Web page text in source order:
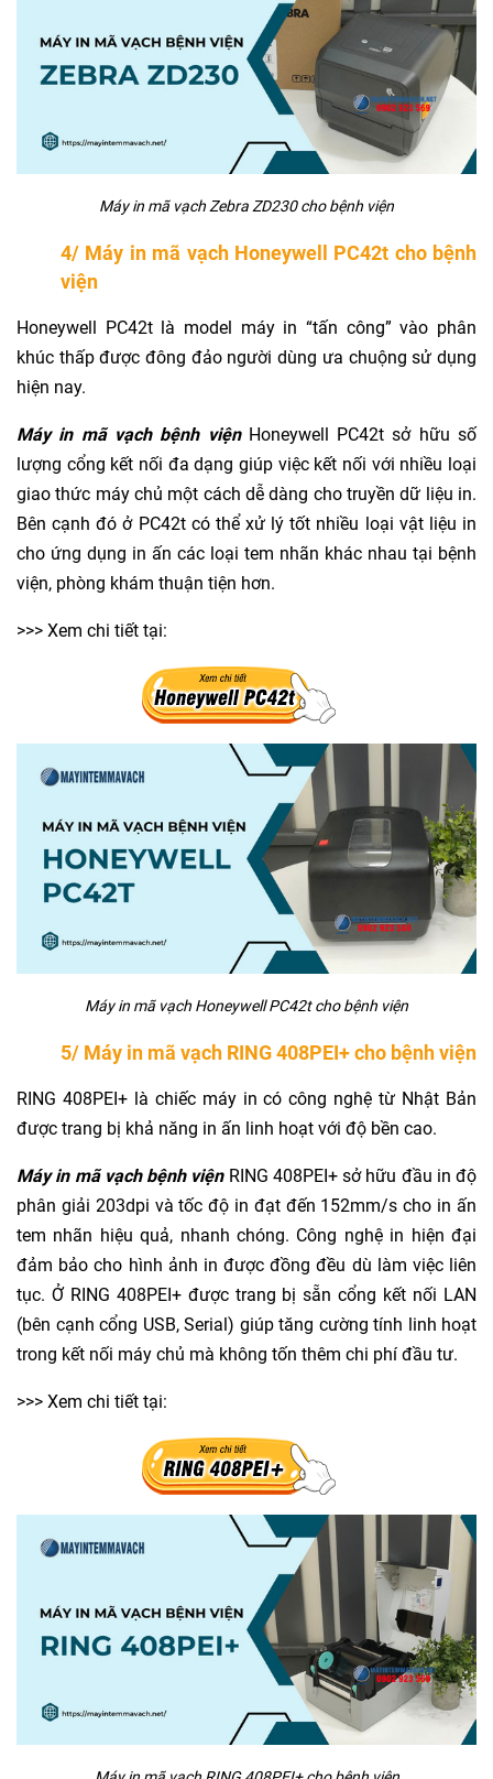
Máy in mã vạch Zebra ZD230 cho bệnh viện
4/ Máy in mã vạch Honeywell PC42t cho bệnh
viện
Honeywell PC42t là model máy in “tấn công” vào phân
khúc thấp được đông đảo người dùng ưa chuộng sử dụng
hiện nay.
Máy in mã vạch bệnh việnHoneywell PC42t sở hữu số
lượng cổng kết nối đa dạng giúp việc kết nối với nhiều loại
giao thức máy chủ một cách dễ dàng cho truyền dữ liệu in.
Bên cạnh đó ở PC42t có thể xử lý tốt nhiều loại vật liệu in
cho ứng dụng in ấn các loại tem nhãn khác nhau tại bệnh
viện, phòng khám thuận tiện hơn.
>>> Xem chi tiết tại:
Máy in mã vạch Honeywell PC42t cho bệnh viện
5/ Máy in mã vạch RING 408PEI+ cho bệnh viện
RING 408PEI+ là chiếc máy in có công nghệ từ Nhật Bản
được trang bị khả năng in ấn linh hoạt với độ bền cao.
Máy in mã vạch bệnh việnRING 408PEI+ sở hữu đầu in độ
phân giải 203dpi và tốc độ in đạt đến 152mm/s cho in ấn
tem nhãn hiệu quả, nhanh chóng. Công nghệ in hiện đại
đảm bảo cho hình ảnh in được đồng đều dù làm việc liên
tục. Ở RING 408PEI+ được trang bị sẵn cổng kết nối LAN
(bên cạnh cổng USB, Serial) giúp tăng cường tính linh hoạt
trong kết nối máy chủ mà không tốn thêm chi phí đầu tư.
>>> Xem chi tiết tại: